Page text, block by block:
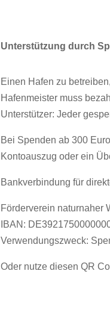
Unterstützung durch
Einen Hafen zu
Hafenmeister muss
Unterstützer: Jeder
Bei Spenden ab 300
Kontoauszug oder ein
Bankverbindung für
Förderverein naturnaher
IBAN:
Verwendungszweck:
Oder nutze diesen QR